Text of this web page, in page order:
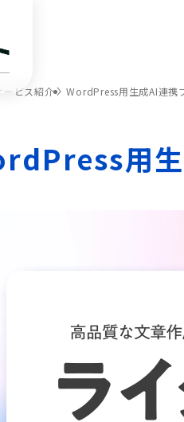
ービス紹介 WordPress用生成AI連携
用